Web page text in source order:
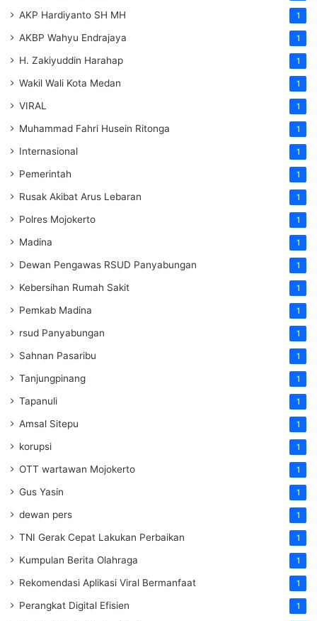
AKP Hardiyanto SH MH 1
AKBP Wahyu Endrajaya 1
H. Zakiyuddin Harahap 1
Wakil Wali Kota Medan 1
VIRAL 1
Muhammad Fahri Husein Ritonga 1
Internasional 1
Pemerintah 1
Rusak Akibat Arus Lebaran 1
Polres Mojokerto 1
Madina 1
Dewan Pengawas RSUD Panyabungan 1
Kebersihan Rumah Sakit 1
Pemkab Madina 1
rsud Panyabungan 1
Sahnan Pasaribu 1
Tanjungpinang 1
Tapanuli 1
Amsal Sitepu 1
korupsi 1
OTT wartawan Mojokerto 1
Gus Yasin 1
dewan pers 1
TNI Gerak Cepat Lakukan Perbaikan 1
Kumpulan Berita Olahraga 1
Rekomendasi Aplikasi Viral Bermanfaat 1
Perangkat Digital Efisien 1